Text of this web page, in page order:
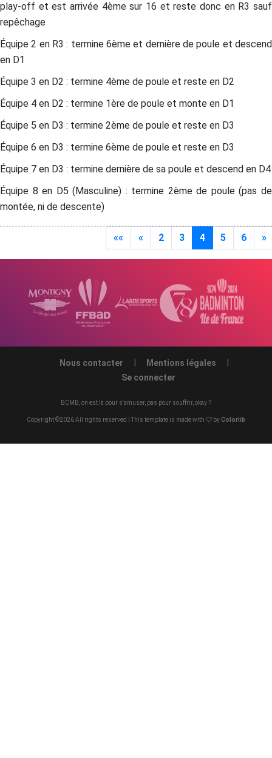
play-off et est arrivée 4ème sur 16 et reste donc en R3 sauf
repêchage
Équipe 2 en R3 : termine 6ème et dernière de poule et descend
en D1
Équipe 3 en D2 : termine 4ème de poule et reste en D2
Équipe 4 en D2 : termine 1ère de poule et monte en D1
Équipe 5 en D3 : termine 2ème de poule et reste en D3
Équipe 6 en D3 : termine 6ème de poule et reste en D3
Équipe 7 en D3 : termine dernière de sa poule et descend en D4
Équipe 8 en D5 (Masculine) : termine 2ème de poule (pas de
montée, ni de descente)
«« « 2 3 4 5 6 »
Nous contacter
Mentions légales
Se connecter
BCMB, on est là pour s'amuser, pas pour souffrir, okay ?
Copyright ©2026 All rights reserved | This template is made with by Colorlib